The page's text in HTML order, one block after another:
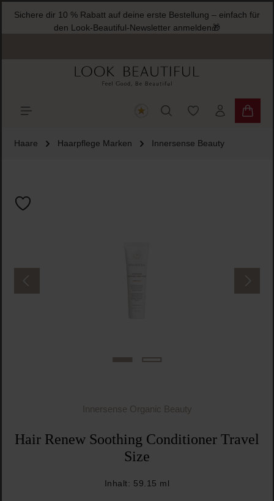
springen
Sichere dir 10 % Rabatt auf deine erste Bestellung – einfach für
den Look-Beautiful-Newsletter anmelden🎁
Du hast 0
Haare Haarpflege Marken Innersense Beauty
Innersense Organic Beauty
Hair Renew Soothing Conditioner Travel
Size
Inhalt: 59.15 ml